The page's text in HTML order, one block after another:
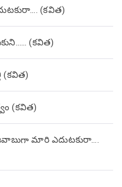
(కవిత)
(కవిత)
(కవిత)
(కవిత)
మారి ఎదుటకురా….